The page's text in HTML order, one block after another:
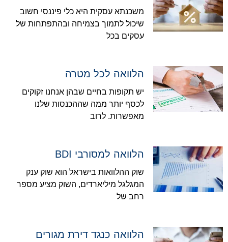
משכנתא עסקית היא כלי פיננסי חשוב
שיכול לתמוך בצמיחה ובהתפתחות של
עסקים בכל
הלוואה לכל מטרה
יש תקופות בחיים שבהן אנחנו זקוקים
לכסף יותר ממה שההכנסות שלנו
מאפשרות. לרוב
הלוואה למסורבי BDI
שוק ההלוואות בישראל הוא שוק ענק
המגלגל מיליארדים, השוק מציע מספר
רחב של
הלוואה כנגד דירת מגורים